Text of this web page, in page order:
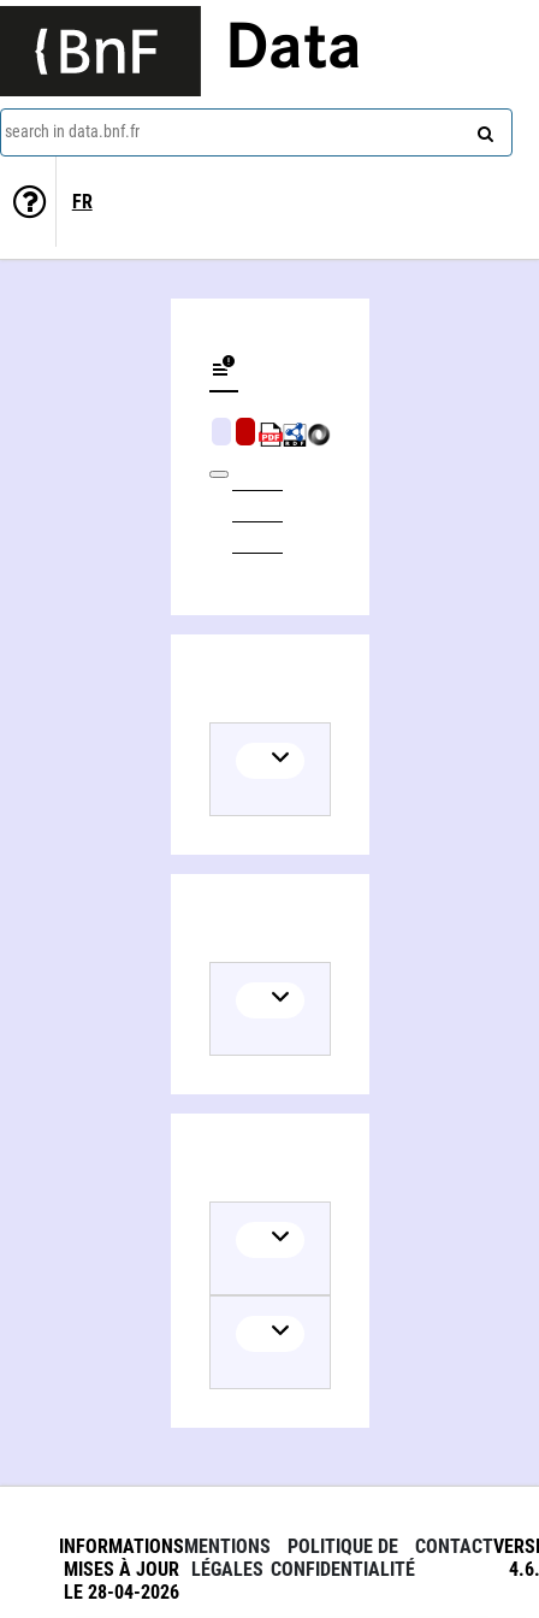
Data
search in data.bnf.fr
FR
INFORMATIONS
MISES À JOUR
LE 28-04-2026
MENTIONS
LÉGALES
POLITIQUE DE
CONFIDENTIALITÉ
CONTACT